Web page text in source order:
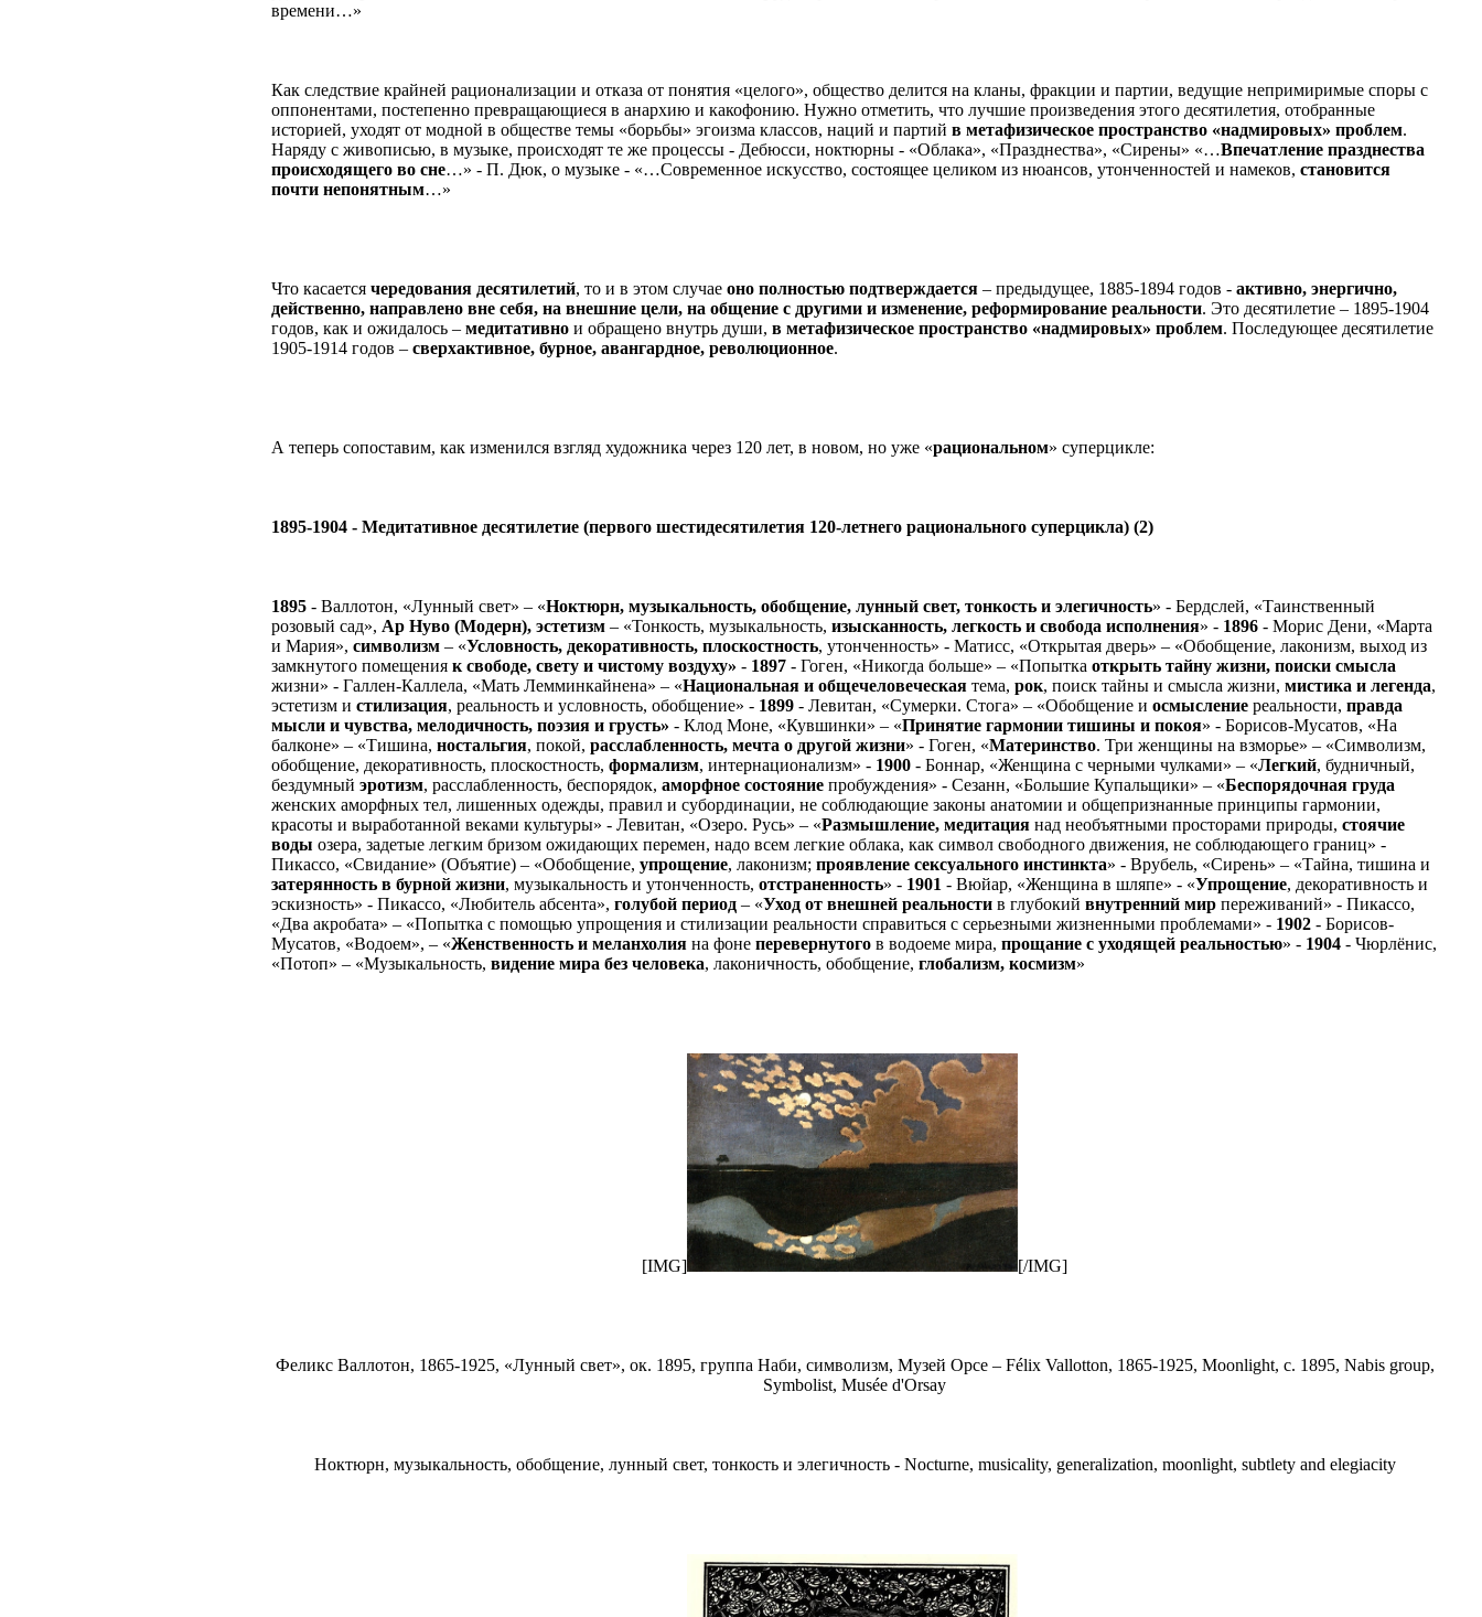
времени…»
Как следствие крайней рационализации и отказа от понятия «целого», общество делится на кланы, фракции и партии, ведущие непримиримые споры с
оппонентами, постепенно превращающиеся в анархию и какофонию. Нужно отметить, что лучшие произведения этого десятилетия, отобранные
историей, уходят от модной в обществе темы «борьбы» эгоизма классов, наций и партий в метафизическое пространство «надмировых» проблем.
Наряду с живописью, в музыке, происходят те же процессы - Дебюсси, ноктюрны - «Облака», «Празднества», «Сирены» «…Впечатление празднества
происходящего во сне…» - П. Дюк, о музыке - «…Современное искусство, состоящее целиком из нюансов, утонченностей и намеков, становится
почти непонятным…»
Что касается чередования десятилетий, то и в этом случае оно полностью подтверждается – предыдущее, 1885-1894 годов - активно, энергично,
действенно, направлено вне себя, на внешние цели, на общение с другими и изменение, реформирование реальности. Это десятилетие – 1895-1904
годов, как и ожидалось – медитативно и обращено внутрь души, в метафизическое пространство «надмировых» проблем. Последующее десятилетие
1905-1914 годов – сверхактивное, бурное, авангардное, революционное.
А теперь сопоставим, как изменился взгляд художника через 120 лет, в новом, но уже «рациональном» суперцикле:
1895-1904 - Медитативное десятилетие (первого шестидесятилетия 120-летнего рационального суперцикла) (2)
1895 - Валлотон, «Лунный свет» – «Ноктюрн, музыкальность, обобщение, лунный свет, тонкость и элегичность» - Бердслей, «Таинственный
розовый сад», Ар Нуво (Модерн), эстетизм – «Тонкость, музыкальность, изысканность, легкость и свобода исполнения» - 1896 - Морис Дени, «Марта
и Мария», символизм – «Условность, декоративность, плоскостность, утонченность» - Матисс, «Открытая дверь» – «Обобщение, лаконизм, выход из
замкнутого помещения к свободе, свету и чистому воздуху» - 1897 - Гоген, «Никогда больше» – «Попытка открыть тайну жизни, поиски смысла
жизни» - Галлен-Каллела, «Мать Лемминкайнена» – «Национальная и общечеловеческая тема, рок, поиск тайны и смысла жизни, мистика и легенда,
эстетизм и стилизация, реальность и условность, обобщение» - 1899 - Левитан, «Сумерки. Стога» – «Обобщение и осмысление реальности, правда
мысли и чувства, мелодичность, поэзия и грусть» - Клод Моне, «Кувшинки» – «Принятие гармонии тишины и покоя» - Борисов-Мусатов, «На
балконе» – «Тишина, ностальгия, покой, расслабленность, мечта о другой жизни» - Гоген, «Материнство. Три женщины на взморье» – «Символизм,
обобщение, декоративность, плоскостность, формализм, интернационализм» - 1900 - Боннар, «Женщина с черными чулками» – «Легкий, будничный,
бездумный эротизм, расслабленность, беспорядок, аморфное состояние пробуждения» - Сезанн, «Большие Купальщики» – «Беспорядочная груда
женских аморфных тел, лишенных одежды, правил и субординации, не соблюдающие законы анатомии и общепризнанные принципы гармонии,
красоты и выработанной веками культуры» - Левитан, «Озеро. Русь» – «Размышление, медитация над необъятными просторами природы, стоячие
воды озера, задетые легким бризом ожидающих перемен, надо всем легкие облака, как символ свободного движения, не соблюдающего границ» -
Пикассо, «Свидание» (Объятие) – «Обобщение, упрощение, лаконизм; проявление сексуального инстинкта» - Врубель, «Сирень» – «Тайна, тишина и
затерянность в бурной жизни, музыкальность и утонченность, отстраненность» - 1901 - Вюйар, «Женщина в шляпе» - «Упрощение, декоративность и
эскизность» - Пикассо, «Любитель абсента», голубой период – «Уход от внешней реальности в глубокий внутренний мир переживаний» - Пикассо,
«Два акробата» – «Попытка с помощью упрощения и стилизации реальности справиться с серьезными жизненными проблемами» - 1902 - Борисов-
Мусатов, «Водоем», – «Женственность и меланхолия на фоне перевернутого в водоеме мира, прощание с уходящей реальностью» - 1904 - Чюрлёнис,
«Потоп» – «Музыкальность, видение мира без человека, лаконичность, обобщение, глобализм, космизм»
[IMG] [/IMG]
Феликс Валлотон, 1865-1925, «Лунный свет», ок. 1895, группа Наби, символизм, Музей Орсе – Félix Vallotton, 1865-1925, Moonlight, c. 1895, Nabis group,
Symbolist, Musée d'Orsay
Ноктюрн, музыкальность, обобщение, лунный свет, тонкость и элегичность - Nocturne, musicality, generalization, moonlight, subtlety and elegiacity